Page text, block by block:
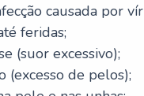
causada por
feridas;
(suor excessivo);
(excesso de pelos);